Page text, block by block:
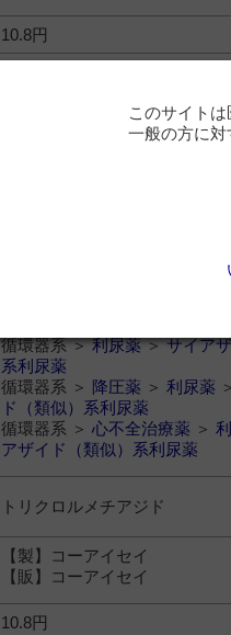
10.8円
降圧薬＞利尿薬
ド（類似）系利尿薬
循環器系 ＞利尿薬＞サイア
系利尿薬
循環器系 ＞ 降圧薬 ＞ 利尿薬 ＞
ド（類似）系利尿薬
循環器系 ＞ 心不全治療薬 ＞
アザイド（類似）系利尿薬
トリクロルメチアジド
【製】コーアイセイ
【販】コーアイセイ
10.8円
このサイト
一般の方に対